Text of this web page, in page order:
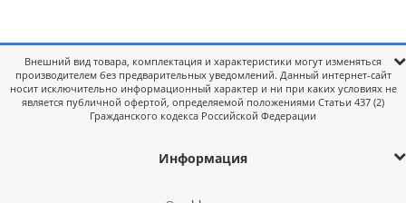
Внешний вид товара, комплектация и характеристики могут изменяться
производителем без предварительных уведомлений. Данный интернет-сайт
носит исключительно информационный характер и ни при каких условиях не
является публичной офертой, определяемой положениями Статьи 437 (2)
Гражданского кодекса Российской Федерации
Информация